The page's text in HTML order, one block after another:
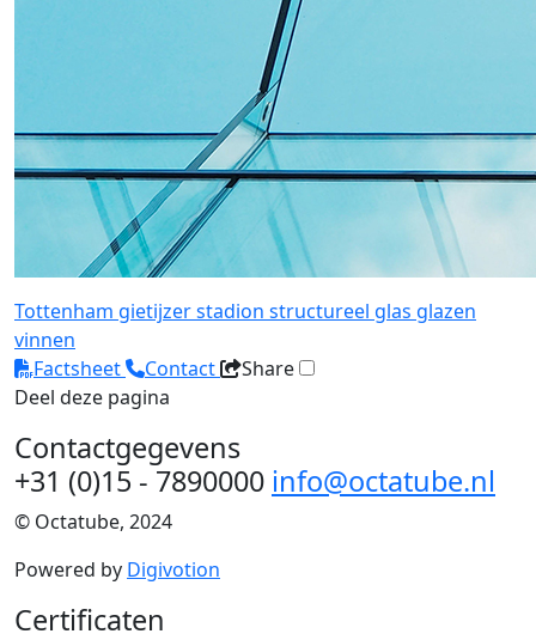
Tottenham gietijzerstadion structureel glas glazen
vinnen
Factsheet
Contact
Share
Deel deze pagina
Contactgegevens
+31 (0)15 - 7890000 info@octatube.nl
© Octatube, 2024
Powered by Digivotion
Certificaten